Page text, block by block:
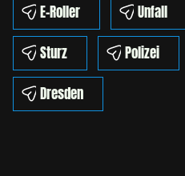
E-Roller Unfall
Sturz
Polizei
Dresden